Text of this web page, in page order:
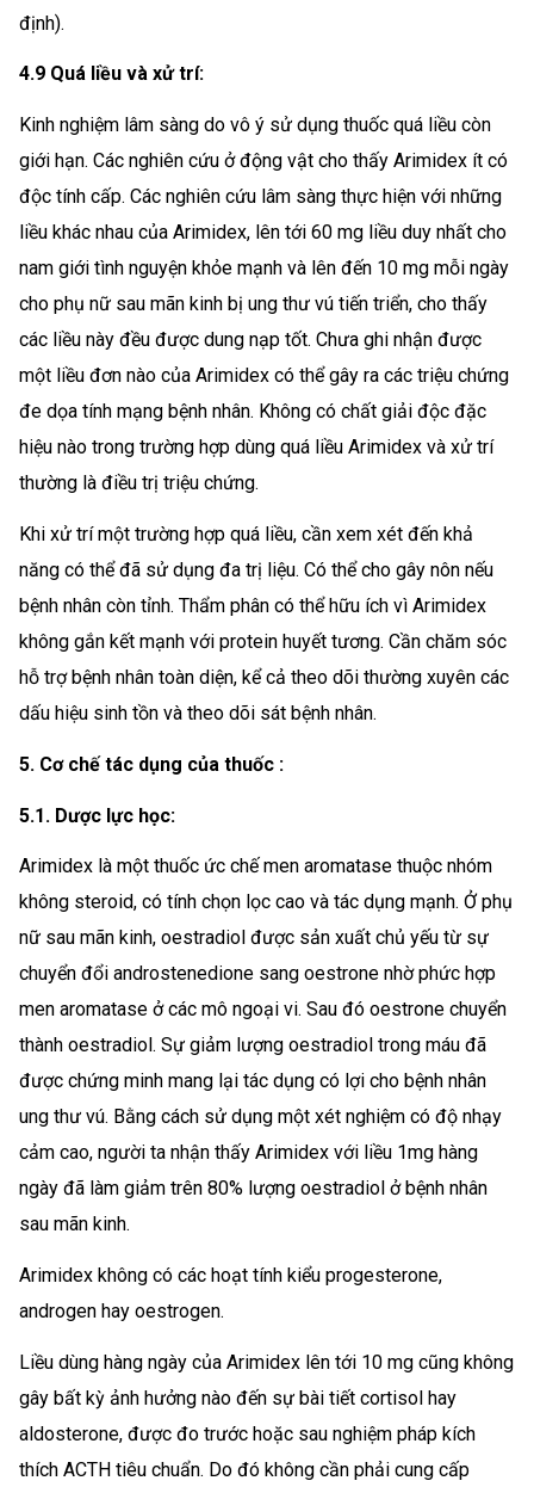
định).
4.9 Quá liều và xử trí:
Kinh nghiệm lâm sàng do vô ý sử dụng thuốc quá liều còn
giới hạn. Các nghiên cứu ở động vật cho thấy Arimidex ít có
độc tính cấp. Các nghiên cứu lâm sàng thực hiện với những
liều khác nhau của Arimidex, lên tới 60 mg liều duy nhất cho
nam giới tình nguyện khỏe mạnh và lên đến 10 mg mỗi ngày
cho phụ nữ sau mãn kinh bị ung thư vú tiến triển, cho thấy
các liều này đều được dung nạp tốt. Chưa ghi nhận được
một liều đơn nào của Arimidex có thể gây ra các triệu chứng
đe dọa tính mạng bệnh nhân. Không có chất giải độc đặc
hiệu nào trong trường hợp dùng quá liều Arimidex và xử trí
thường là điều trị triệu chứng.
Khi xử trí một trường hợp quá liều, cần xem xét đến khả
năng có thể đã sử dụng đa trị liệu. Có thể cho gây nôn nếu
bệnh nhân còn tỉnh. Thẩm phân có thể hữu ích vì Arimidex
không gắn kết mạnh với protein huyết tương. Cần chăm sóc
hỗ trợ bệnh nhân toàn diện, kể cả theo dõi thường xuyên các
dấu hiệu sinh tồn và theo dõi sát bệnh nhân.
5. Cơ chế tác dụng của thuốc :
5.1. Dược lực học:
Arimidex là một thuốc ức chế men aromatase thuộc nhóm
không steroid, có tính chọn lọc cao và tác dụng mạnh. Ở phụ
nữ sau mãn kinh, oestradiol được sản xuất chủ yếu từ sự
chuyển đổi androstenedione sang oestrone nhờ phức hợp
men aromatase ở các mô ngoại vi. Sau đó oestrone chuyển
thành oestradiol. Sự giảm lượng oestradiol trong máu đã
được chứng minh mang lại tác dụng có lợi cho bệnh nhân
ung thư vú. Bằng cách sử dụng một xét nghiệm có độ nhạy
cảm cao, người ta nhận thấy Arimidex với liều 1mg hàng
ngày đã làm giảm trên 80% lượng oestradiol ở bệnh nhân
sau mãn kinh.
Arimidex không có các hoạt tính kiểu progesterone,
androgen hay oestrogen.
Liều dùng hàng ngày của Arimidex lên tới 10 mg cũng không
gây bất kỳ ảnh hưởng nào đến sự bài tiết cortisol hay
aldosterone, được đo trước hoặc sau nghiệm pháp kích
thích ACTH tiêu chuẩn. Do đó không cần phải cung cấp